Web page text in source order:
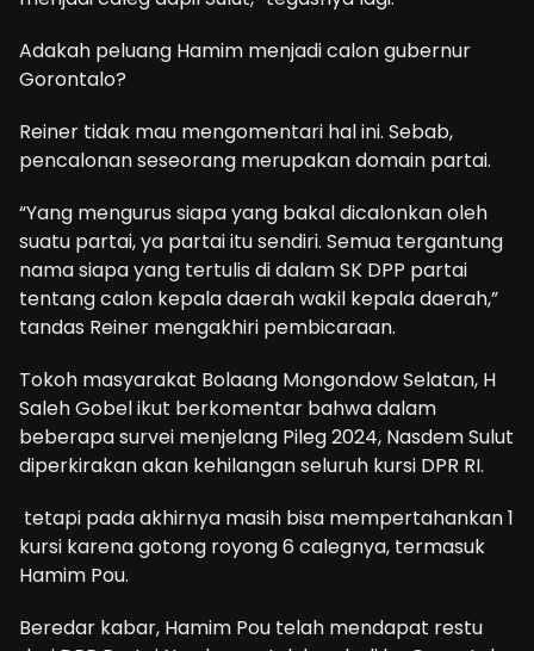
Adakah peluang Hamim menjadi calon gubernur
Gorontalo?
Reiner tidak mau mengomentari hal ini. Sebab,
pencalonan seseorang merupakan domain partai.
“Yang mengurus siapa yang bakal dicalonkan oleh
suatu partai, ya partai itu sendiri. Semua tergantung
nama siapa yang tertulis di dalam SK DPP partai
tentang calon kepala daerah wakil kepala daerah,”
tandas Reiner mengakhiri pembicaraan.
Tokoh masyarakat Bolaang Mongondow Selatan, H
Saleh Gobel ikut berkomentar bahwa dalam
beberapa survei menjelang Pileg 2024, Nasdem Sulut
diperkirakan akan kehilangan seluruh kursi DPR RI.
tetapi pada akhirnya masih bisa mempertahankan 1
kursi karena gotong royong 6 calegnya, termasuk
Hamim Pou.
Beredar kabar, Hamim Pou telah mendapat restu